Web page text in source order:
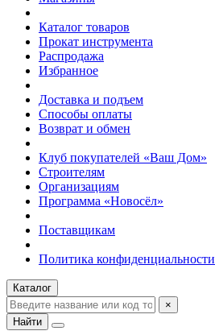
Каталог товаров
Прокат инструмента
Распродажа
Избранное
Доставка и подъем
Способы оплаты
Возврат и обмен
Клуб покупателей «Ваш Дом»
Строителям
Организациям
Программа «Новосёл»
Поставщикам
Политика конфиденциальности
Каталог
×
Найти